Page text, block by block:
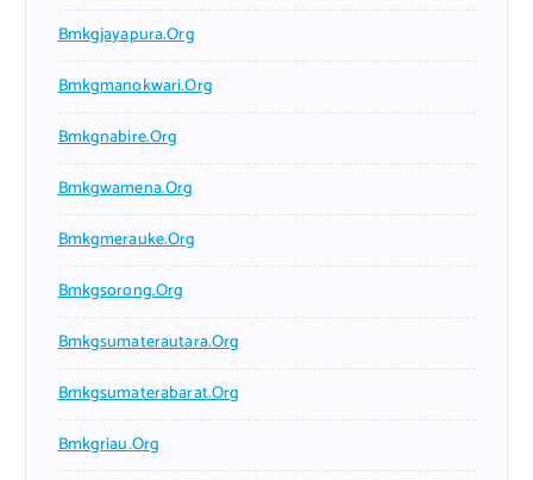
Bmkgjayapura.org
Bmkgmanokwari.org
Bmkgnabire.org
Bmkgwamena.org
Bmkgmerauke.org
Bmkgsorong.org
Bmkgsumaterautara.org
Bmkgsumaterabarat.org
Bmkgriau.org